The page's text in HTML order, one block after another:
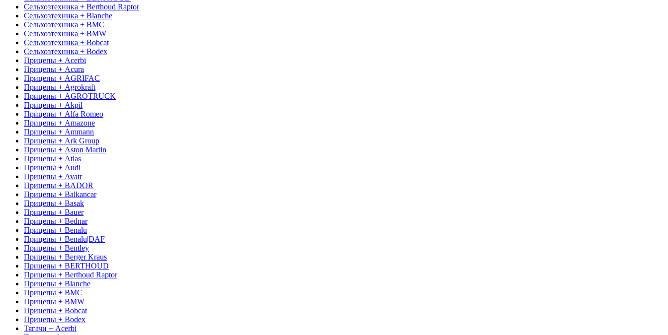
Сельхозтехника + Berthoud Raptor
Сельхозтехника + Blanche
Сельхозтехника + BMC
Сельхозтехника + BMW
Сельхозтехника + Bobcat
Сельхозтехника + Bodex
Прицепы + Acerbi
Прицепы + Acura
Прицепы + AGRIFAC
Прицепы + Agrokraft
Прицепы + AGROTRUCK
Прицепы + Akpil
Прицепы + Alfa Romeo
Прицепы + Amazone
Прицепы + Ammann
Прицепы + Ark Group
Прицепы + Aston Martin
Прицепы + Atlas
Прицепы + Audi
Прицепы + Avatr
Прицепы + BADOR
Прицепы + Balkancar
Прицепы + Basak
Прицепы + Bauer
Прицепы + Bednar
Прицепы + Benalu
Прицепы + Benalu|DAF
Прицепы + Bentley
Прицепы + Berger Kraus
Прицепы + BERTHOUD
Прицепы + Berthoud Raptor
Прицепы + Blanche
Прицепы + BMC
Прицепы + BMW
Прицепы + Bobcat
Прицепы + Bodex
Тягачи + Acerbi